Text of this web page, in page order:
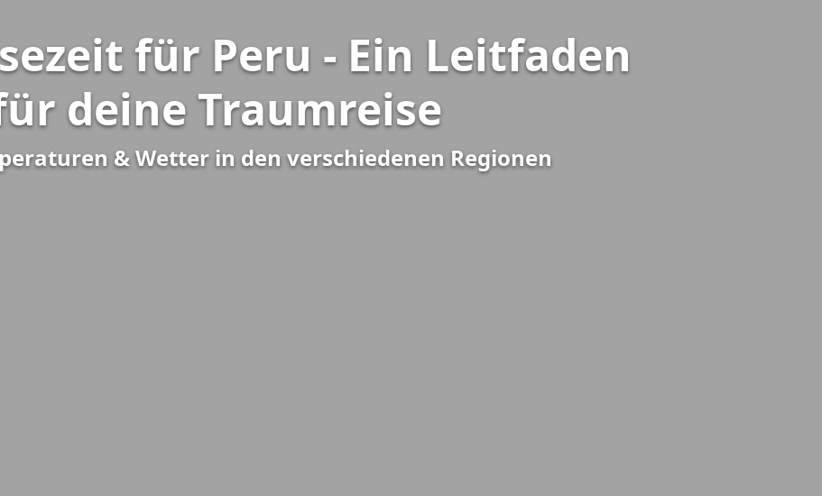
für Peru - Ein Leitfaden
deine Traumreise
& Wetter in den verschiedenen Regionen